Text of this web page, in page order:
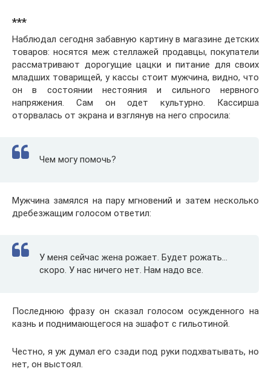
***
Наблюдал сегодня забавную картину в магазине детских
товаров: носятся меж стеллажей продавцы, покупатели
рассматривают дорогущие цацки и питание для своих
младших товарищей, у кассы стоит мужчина, видно, что
он в состоянии нестояния и сильного нервного
напряжения. Сам он одет культурно. Кассирша
оторвалась от экрана и взглянув на него спросила:
Чем могу помочь?
Мужчина замялся на пару мгновений и затем несколько
дребезжащим голосом ответил:
У меня сейчас жена рожает. Будет рожать…
скоро. У нас ничего нет. Нам надо все.
Последнюю фразу он сказал голосом осужденного на
казнь и поднимающегося на эшафот с гильотиной.
Честно, я уж думал его сзади под руки подхватывать, но
нет, он выстоял.